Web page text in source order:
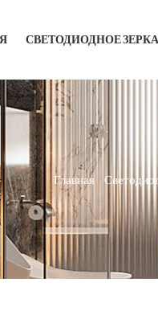
СВЕТОДИОДНОЕ
Главная /